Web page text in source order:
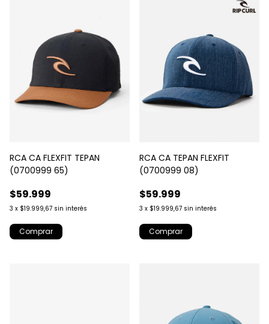
RCA CA FLEXFIT TEPAN
(0700999 65)
$59.999
3 x $19.999,67 sin interés
RCA CA TEPAN FLEXFIT
(0700999 08)
$59.999
3 x $19.999,67 sin interés